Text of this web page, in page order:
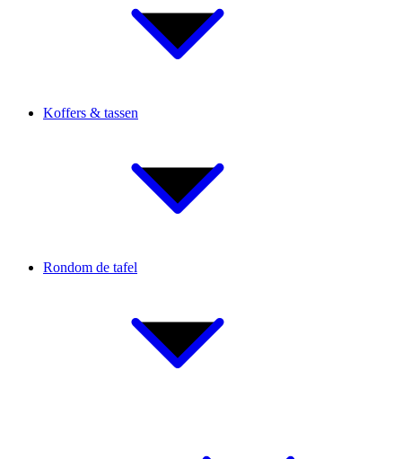
Koffers & tassen
Rondom de tafel